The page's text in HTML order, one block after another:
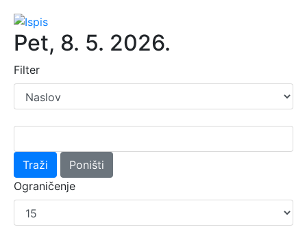
Pet, 8. 5. 2026.
Filter
Traži
Poništi
Ograničenje